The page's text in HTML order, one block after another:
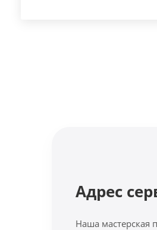
Адрес
Наша мастерская